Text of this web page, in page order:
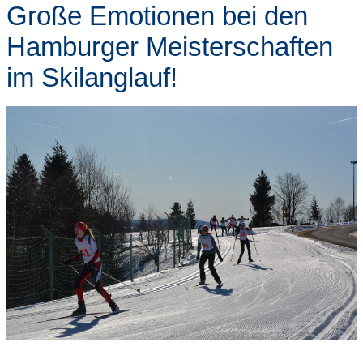
Große Emotionen bei den
Hamburger Meisterschaften
im Skilanglauf!